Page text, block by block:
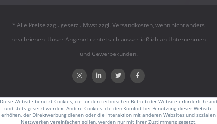
* Alle Preise zzgl. gesetzl. Mwst zzgl. Versandkosten, wenn nicht anders
beschrieben. Unser Angebot richtet sich ausschließlich an Unternehmen
und Gewerbekunden.
Diese Website benutzt Cookies, die für den technischen Betrieb der Website erforderlich sind
und stets gesetzt werden. Andere Cookies, die den Komfort bei Benutzung dieser Website
erhöhen, der Direktwerbung dienen oder die Interaktion mit anderen Websites und sozialen
Netzwerken vereinfachen sollen, werden nur mit Ihrer Zustimmung gesetzt.